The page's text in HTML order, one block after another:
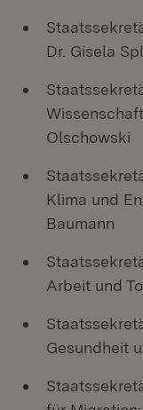
Dr. Gisela
Olschowski
Klima und
Baumann
Arbeit und
Gesundheit